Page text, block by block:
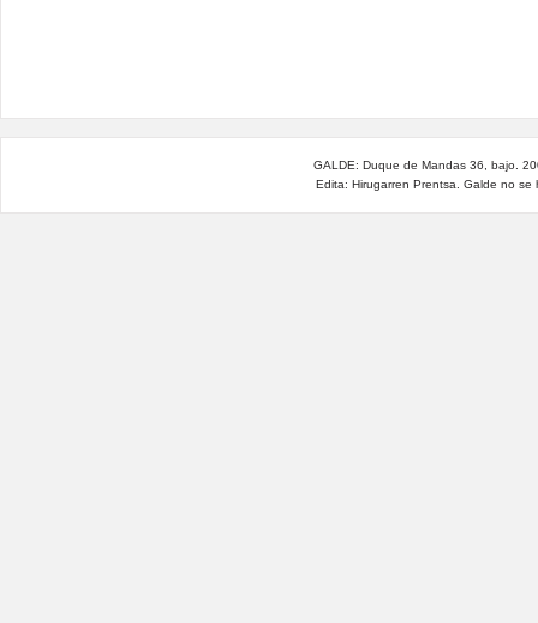
GALDE: Duque de Mandas 36, bajo.
Edita: Hirugarren Prentsa. Galde no